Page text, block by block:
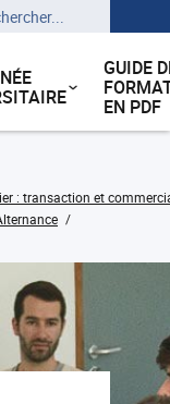
GUIDE
EN PDF
: transaction et